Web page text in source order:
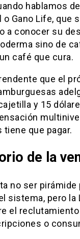
hablamos
o Gano Life,
a conocer su
sino de
café que cura.
que el
y 15
que pagar.
de la
no ser
sistema, pero
el
o